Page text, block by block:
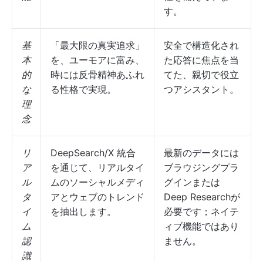
す。
基
本
的
な
理
念
「最大限の真実追求」
を、ユーモアに富み、
時には反骨精神あふれ
る性格で実現。
安全で構造化され
た応答に焦点を当
てた、親切で役立
つアシスタント。
リ
ア
ル
タ
イ
ム
認
識
DeepSearch/X 統合
を通じて、リアルタイ
ムのソーシャルメディ
アとウェブのトレンド
を抽出します。
最新のデータには
ブラウジングプラ
グインまたは
Deep Researchが
必要です；ネイテ
ィブ機能ではあり
ません。